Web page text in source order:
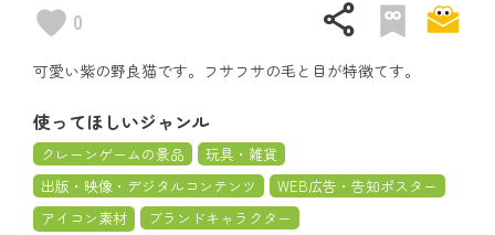
0 share
可愛い紫の野良猫です。フサフサの毛と目が特徴てす。
使ってほしいジャンル
クレーンゲームの景品
玩具・雑貨
出版・映像・デジタルコンテンツ
WEB広告・告知ポスター
アイコン素材
ブランドキャラクター